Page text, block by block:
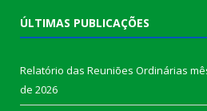
ÚLTIMAS PUBLICAÇÕES
Relatório das Reuniões Ordinárias
de 2026